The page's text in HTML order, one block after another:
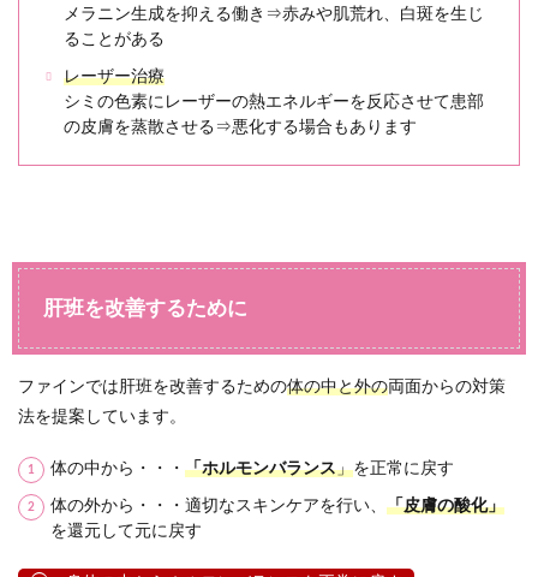
メラニン生成を抑える働き⇒赤みや肌荒れ、白斑を生じ
ることがある
レーザー治療
シミの色素にレーザーの熱エネルギーを反応させて患部
の皮膚を蒸散させる⇒悪化する場合もあります
肝班を改善するために
ファインでは肝班を改善するための体の中と外の両面からの対策
法を提案しています。
体の中から・・・ 「ホルモンバランス」を正常に戻す
体の外から・・・適切なスキンケアを行い、 「皮膚の酸化」
を還元して元に戻す